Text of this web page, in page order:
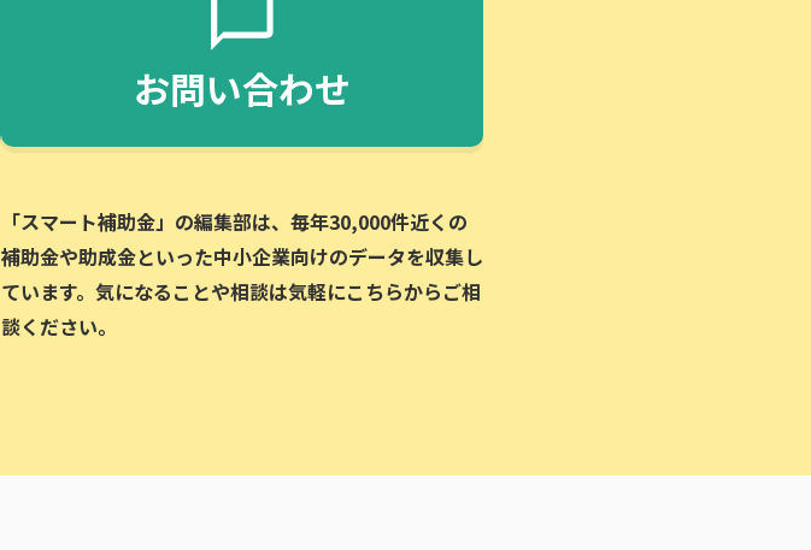
お問い合わせ
「スマート補助金」の編集部は、毎年30,000件近くの
補助金や助成金といった中小企業向けのデータを収集し
ています。気になることや相談は気軽にこちらからご相
談ください。